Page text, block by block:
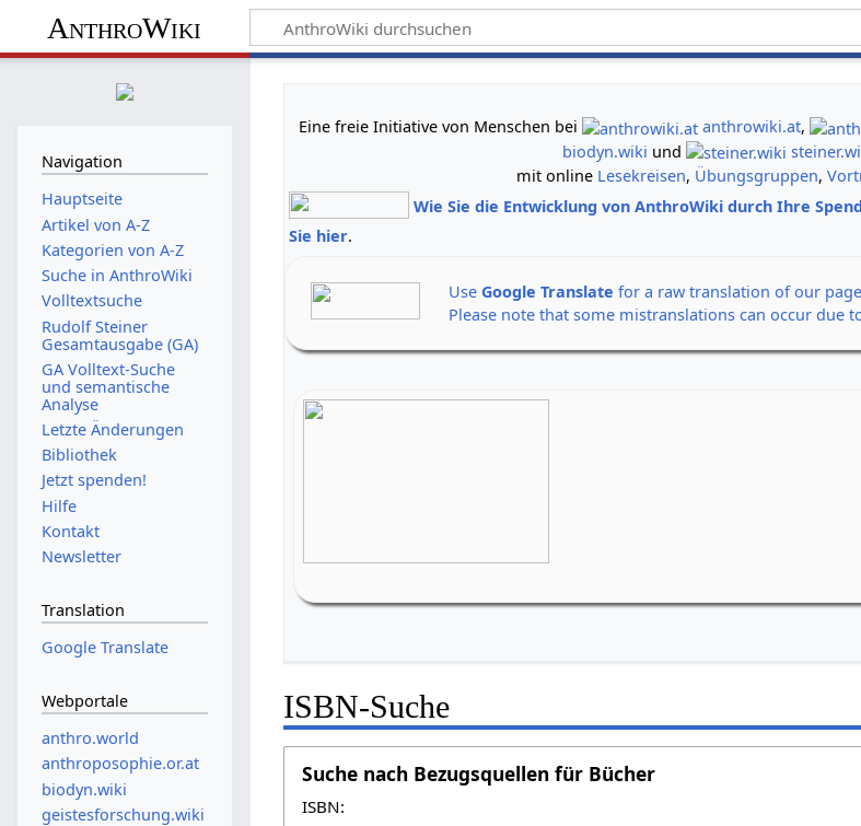
AnthroWiki
Eine freie Initiative von Menschen bei
anthrowiki.at,
biodyn.wiki und
mit online Lesekreisen, Übungsgruppen,
Wie Sie die Entwicklung von AnthroWiki durch Ihre
Sie hier.
UseGoogle Translate for a raw translation of our
Please note that some mistranslations can occur due
ISBN-Suche
Suche nach Bezugsquellen für Bücher
ISBN:
Navigation
Hauptseite
Artikel von A-Z
Kategorien von A-Z
Suche in AnthroWiki
Volltextsuche
Rudolf Steiner
Gesamtausgabe (GA)
GA Volltext-Suche
und semantische
Analyse
Letzte Änderungen
Bibliothek
Jetzt spenden!
Hilfe
Kontakt
Newsletter
Translation
Google Translate
Webportale
anthro.world
anthroposophie.or.at
biodyn.wiki
geistesforschung.wiki